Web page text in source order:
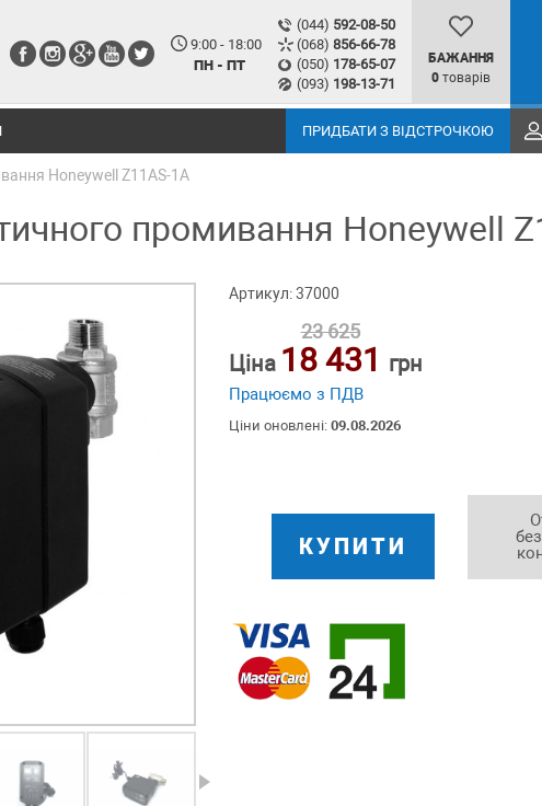
9:00 - 18:00
ПН - ПТ
(044) 592-08-50
(068) 856-66-78
(050) 178-65-07
(093) 198-13-71
БАЖАННЯ
0 товарів
ПРИДБАТИ З ВІДСТРОЧКОЮ
Honeywell Z11AS-1A
промивання Honeywell
Артикул: 37000
Ціна
23 625
18 431 грн
Працюємо з ПДВ
Ціни оновлені: 09.08.2026
КУПИТИ